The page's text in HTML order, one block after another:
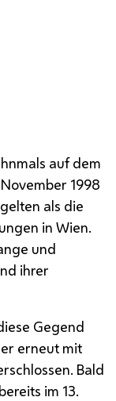
auf dem
1998
als die
in Wien.
und
ihrer
Gegend
erneut mit
Bald
im 13.